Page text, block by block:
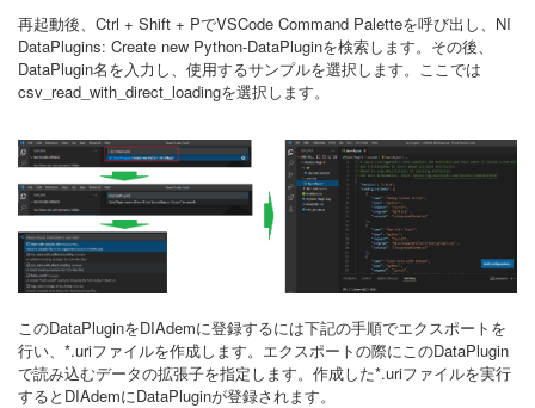
再起動後、Ctrl + Shift + PでVSCode Command Paletteを呼び出し、NI
DataPlugins: Create new Python-DataPluginを検索します。その後、
DataPlugin名を入力し、使用するサンプルを選択します。ここでは
csv_read_with_direct_loadingを選択します。
このDataPluginをDIAdemに登録するには下記の手順でエクスポートを
行い、*.uriファイルを作成します。エクスポートの際にこのDataPlugin
で読み込むデータの拡張子を指定します。作成した*.uriファイルを実行
するとDIAdemにDataPluginが登録されます。